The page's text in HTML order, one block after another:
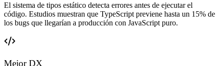
El sistema de tipos estático detecta errores antes de ejecutar el
código. Estudios muestran que TypeScript previene hasta un 15% de
los bugs que llegarían a producción con JavaScript puro.
Mejor DX